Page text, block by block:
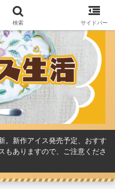
。新作アイス発売予定、おすす
もありますので、ご注意くださ
検索 サイドバー